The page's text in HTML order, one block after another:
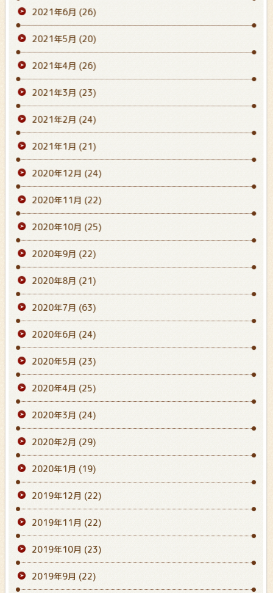
2021年6月 (26)
2021年5月 (20)
2021年4月 (26)
2021年3月 (23)
2021年2月 (24)
2021年1月 (21)
2020年12月 (24)
2020年11月 (22)
2020年10月 (25)
2020年9月 (22)
2020年8月 (21)
2020年7月 (63)
2020年6月 (24)
2020年5月 (23)
2020年4月 (25)
2020年3月 (24)
2020年2月 (29)
2020年1月 (19)
2019年12月 (22)
2019年11月 (22)
2019年10月 (23)
2019年9月 (22)